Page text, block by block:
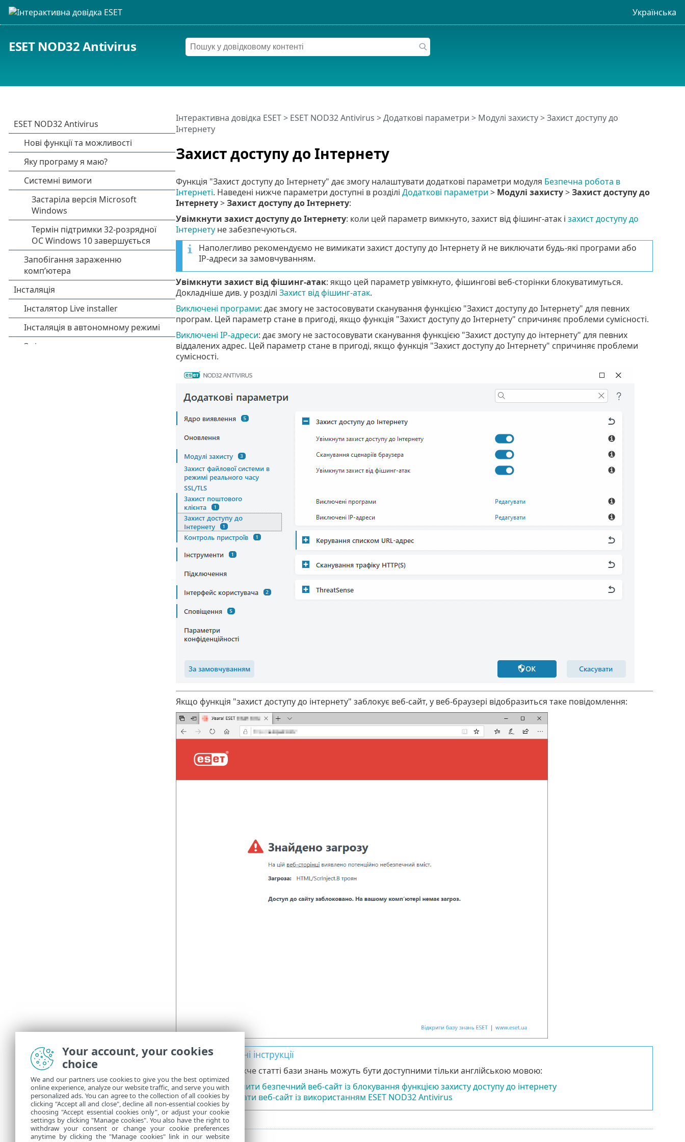
Українська
ESET NOD32 Antivirus
Захист доступу до Інтернету
Інтерактивна довідка ESET> ESET NOD32 Antivirus >Додаткові параметри > Модулі захисту> Захист доступу до
Інтернету
Функція "Захист доступу до Інтернету" дає змогу налаштувати додаткові параметри модуля Безпечна робота в
Інтернеті. Наведені нижче параметри доступні в розділі Додаткові параметри > Модулі захисту>Захист доступу до
Інтернету>Захист доступу до Інтернету:
Увімкнути захист доступу до Інтернету: коли цей параметр вимкнуто, захист від фішинг-атак і захист доступу до
Інтернетуне забезпечуються.
Наполегливо рекомендуємо не вимикати захист доступу до Інтернету й не виключати будь-які програми або
IP-адреси за замовчуванням.
Увімкнути захист від фішинг-атак: якщо цей параметр увімкнуто, фішингові веб-сторінки блокуватимуться.
Докладніше див. у розділі Захист від фішинг-атак.
Виключені програми: дає змогу не застосовувати сканування функцією "Захист доступу до Інтернету" для певних
програм. Цей параметр стане в пригоді, якщо функція "Захист доступу до Інтернету" спричиняє проблеми сумісності.
Виключені IP-адреси: дає змогу не застосовувати сканування функцією "Захист доступу до інтернету" для певних
віддалених адрес. Цей параметр стане в пригоді, якщо функція "Захист доступу до Інтернету" спричиняє проблеми
сумісності.
Якщо функція "захист доступу до інтернету" заблокує веб-сайт, у веб-браузері відобразиться таке повідомлення:
Ілюстровані інструкції
Указані нижче статті бази знань можуть бути доступними тільки англійською мовою:
• Виключити безпечний веб-сайт із блокування функцією захисту доступу до інтернету
• Блокувати веб-сайт із використанням ESET NOD32 Antivirus
Your account, your cookies
choice
We and our partners use cookies to give you the best optimized
online experience, analyze our website traffic, and serve you with
personalized ads. You can agree to the collection of all cookies by
clicking "Accept all and close", decline all non-essential cookies by
choosing "Accept essential cookies only", or adjust your cookie
settings by clicking "Manage cookies". You also have the right to
withdraw your consent or change your cookie preferences
anytime by clicking the "Manage cookies" link in our website